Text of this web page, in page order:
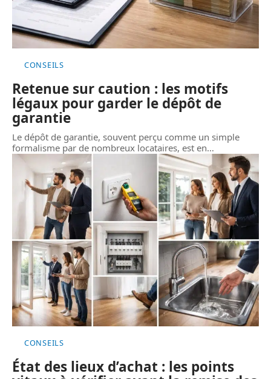
CONSEILS
Retenue sur caution : les motifs
légaux pour garder le dépôt de
garantie
Le dépôt de garantie, souvent perçu comme un simple
formalisme par de nombreux locataires, est en…
CONSEILS
État des lieux d’achat : les points